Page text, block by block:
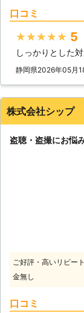
口コミ
★★★★★ 5
しっかりとした
静岡県2026年05月
株式会社シップ
盗聴・盗撮にお悩
ご好評・高いリピー
金無し
口コミ